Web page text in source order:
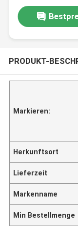
PRODUKT-
Markieren:
Herkunftsort
Lieferzeit
Markenname
Min Bestellmenge